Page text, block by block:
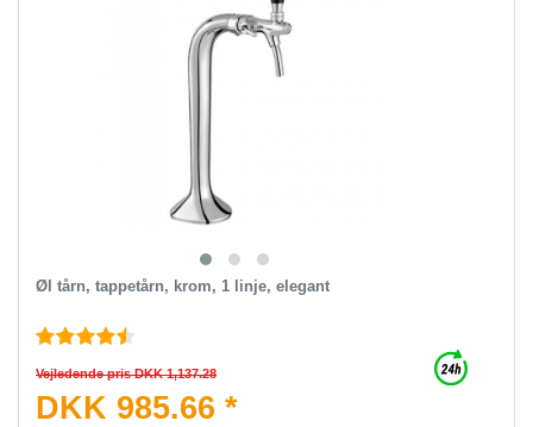
Øl tårn, tappetårn, krom, 1 linje, elegant
Vejledende pris DKK 1,137.28
DKK 985.66 *